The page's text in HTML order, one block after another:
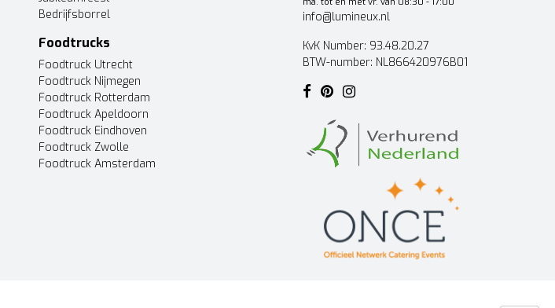
Bedrijfsborrel
Foodtrucks
Foodtruck Utrecht
Foodtruck Nijmegen
Foodtruck Rotterdam
Foodtruck Apeldoorn
Foodtruck Eindhoven
Foodtruck Zwolle
Foodtruck Amsterdam
info@lumineux.nl
KvK Number: 93.48.20.27
BTW-number: NL866420976B01